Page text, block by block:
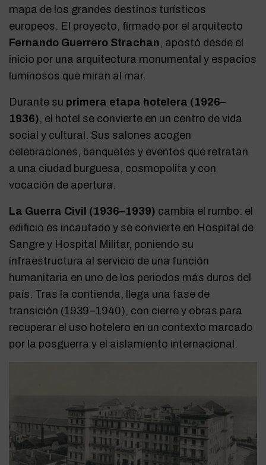
mapa de los grandes destinos turísticos
europeos. El proyecto, firmado por el arquitecto
Fernando Guerrero Strachan, apostó desde el
inicio por una arquitectura monumental y espacios
luminosos que miran al mar.
Durante su primera etapa hotelera (1926–
1936), el hotel se convierte en un centro de vida
social y cultural. Sus salones acogen
celebraciones, banquetes y eventos que retratan
a una ciudad burguesa, cosmopolita y con
vocación de apertura.
La Guerra Civil (1936–1939) cambia el rumbo: el
edificio es incautado y se convierte en Hospital de
Sangre y Hospital Militar, poniendo su
infraestructura al servicio de una función
humanitaria en uno de los periodos más duros del
país. Tras la contienda, llega una fase de
transición (1939–1940), con cierre y obras para
recuperar el uso hotelero en un contexto marcado
por la posguerra y el aislamiento internacional.